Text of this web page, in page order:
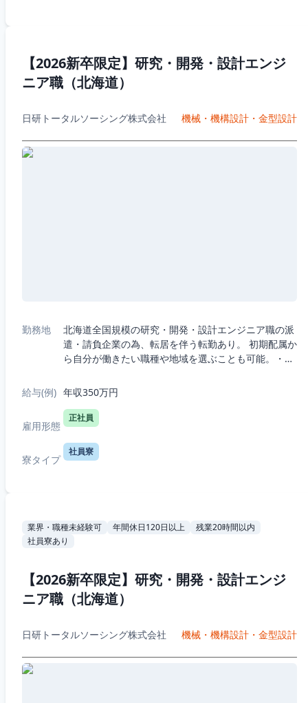
【2026新卒限定】研究・開発・設計エンジ
ニア職（北海道）
日研トータルソーシング株式会社 機械・機構設計・金型設計
勤務地
北海道全国規模の研究・開発・設計エンジニア職の派
遣・請負企業の為、転居を伴う転勤あり。 初期配属か
ら自分が働きたい職種や地域を選ぶことも可能。・5
R&D（化学生物系）・7つの勤務エリア...
給与(例) 年収350万円
雇用形態
正社員
寮タイプ
社員寮
業界・職種未経験可 年間休日120日以上
残業20時間以内
社員寮あり
【2026新卒限定】研究・開発・設計エンジ
ニア職（北海道）
日研トータルソーシング株式会社 機械・機構設計・金型設計